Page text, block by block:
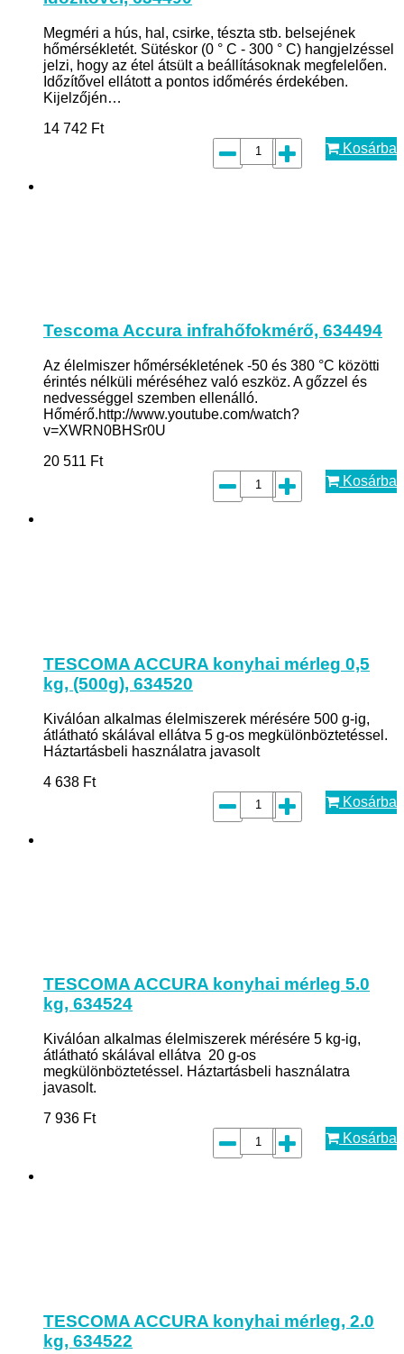
Megméri a hús, hal, csirke, tészta stb. belsejének
hőmérsékletét. Sütéskor (0 ° C - 300 ° C) hangjelzéssel
jelzi, hogy az étel átsült a beállításoknak megfelelően.
Időzítővel ellátott a pontos időmérés érdekében.
Kijelzőjén…
14 742 Ft
Kosárba
Tescoma Accura infrahőfokmérő, 634494
Az élelmiszer hőmérsékletének -50 és 380 °C közötti
érintés nélküli méréséhez való eszköz. A gőzzel és
nedvességgel szemben ellenálló.
Hőmérő.http://www.youtube.com/watch?
v=XWRN0BHSr0U
20 511 Ft
Kosárba
TESCOMA ACCURA konyhai mérleg 0,5
kg, (500g), 634520
Kiválóan alkalmas élelmiszerek mérésére 500 g-ig,
átlátható skálával ellátva 5 g-os megkülönböztetéssel.
Háztartásbeli használatra javasolt
4 638 Ft
Kosárba
TESCOMA ACCURA konyhai mérleg 5.0
kg, 634524
Kiválóan alkalmas élelmiszerek mérésére 5 kg-ig,
átlátható skálával ellátva 20 g-os
megkülönböztetéssel. Háztartásbeli használatra
javasolt.
7 936 Ft
Kosárba
TESCOMA ACCURA konyhai mérleg, 2.0
kg, 634522